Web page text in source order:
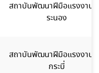
สถาบันพัฒนาฝีมือแรงงาน
ระนอง
สถาบันพัฒนาฝีมือแรงงาน
กระบี่